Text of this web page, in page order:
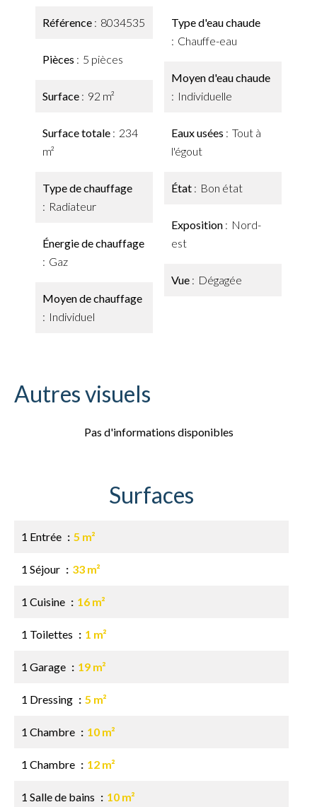
Référence 8034535
Pièces 5 pièces
Surface 92 m²
Surface totale
234
m²
Type de chauffage
Radiateur
Énergie de chauffage
Gaz
Moyen de chauffage
Individuel
Type d'eau chaude
Chauffe-eau
Moyen d'eau chaude
Individuelle
Eaux usées
Tout à
l'égout
État Bon état
Exposition
Nord-
est
Vue Dégagée
Autres visuels
Pas d'informations disponibles
Surfaces
1 Entrée 5 m²
1 Séjour 33 m²
1 Cuisine 16 m²
1 Toilettes 1 m²
1 Garage 19 m²
1 Dressing 5 m²
1 Chambre 10 m²
1 Chambre 12 m²
1 Salle de bains 10 m²